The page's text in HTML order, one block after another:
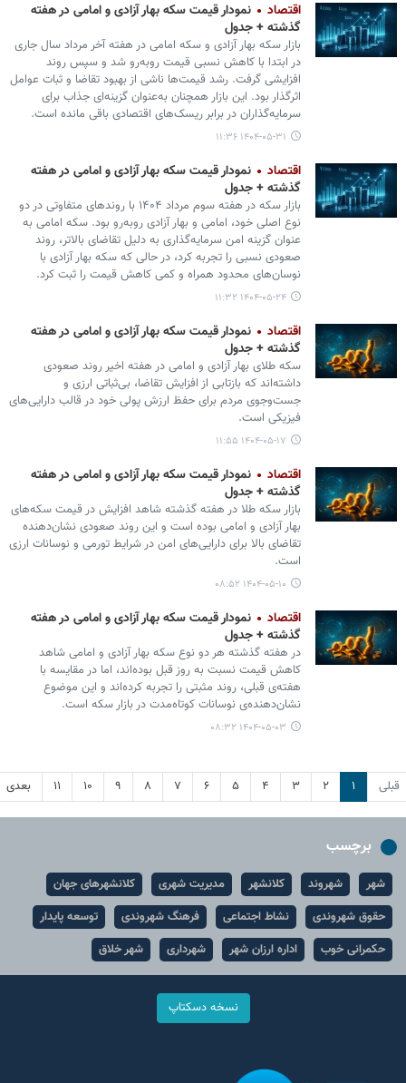
اقتصاد
نمودار قیمت سکه بهار آزادی و امامی در هفته
گذشته + جدول
بازار سکه بهار آزادی و سکه امامی در هفته آخر مرداد سال جاری
در ابتدا با کاهش نسبی قیمت روبه‌رو شد و سپس روند
افزایشی گرفت. رشد قیمت‌ها ناشی از بهبود تقاضا و ثبات عوامل
اثرگذار بود. این بازار همچنان به‌عنوان گزینه‌ای جذاب برای
سرمایه‌گذاران در برابر ریسک‌های اقتصادی باقی مانده است.
۱۴۰۴-۰۵-۳۱ ۱۱:۳۶
اقتصاد
نمودار قیمت سکه بهار آزادی و امامی در هفته
گذشته + جدول
بازار سکه در هفته سوم مرداد ۱۴۰۴ با روندهای متفاوتی در دو
نوع اصلی خود، امامی و بهار آزادی روبه‌رو بود. سکه امامی به
عنوان گزینه امن سرمایه‌گذاری به دلیل تقاضای بالاتر، روند
صعودی نسبی را تجربه کرد، در حالی که سکه بهار آزادی با
نوسان‌های محدود همراه و کمی کاهش قیمت را ثبت کرد.
۱۴۰۴-۰۵-۲۴ ۱۱:۳۲
اقتصاد
نمودار قیمت سکه بهار آزادی و امامی در هفته
گذشته + جدول
سکه طلای بهار آزادی و امامی در هفته اخیر روند صعودی
داشته‌اند که بازتابی از افزایش تقاضا، بی‌ثباتی ارزی و
جست‌وجوی مردم برای حفظ ارزش پولی خود در قالب دارایی‌های
فیزیکی است.
۱۴۰۴-۰۵-۱۷ ۱۱:۵۵
اقتصاد
نمودار قیمت سکه بهار آزادی و امامی در هفته
گذشته + جدول
بازار سکه طلا در هفته گذشته شاهد افزایش در قیمت سکه‌های
بهار آزادی و امامی بوده است و این روند صعودی نشان‌دهنده
تقاضای بالا برای دارایی‌های امن در شرایط تورمی و نوسانات ارزی
است.
۱۴۰۴-۰۵-۱۰ ۰۸:۵۲
اقتصاد
نمودار قیمت سکه بهار آزادی و امامی در هفته
گذشته + جدول
در هفته گذشته هر دو نوع سکه بهار آزادی و امامی شاهد
کاهش قیمت نسبت به روز قبل بوده‌اند، اما در مقایسه با
هفته‌ی قبلی، روند مثبتی را تجربه کرده‌اند و این موضوع
نشان‌دهنده‌ی نوسانات کوتاه‌مدت در بازار سکه است.
۱۴۰۴-۰۵-۰۳ ۰۸:۳۲
قبلی ۱ ۲ ۳ ۴ ۵ ۶ ۷ ۸ ۹ ۱۰ ۱۱ بعدی
برچسب
شهر شهروند کلانشهر مدیریت شهری
کلانشهرهای جهان
حقوق شهروندی
نشاط اجتماعی فرهنگ شهروندی
توسعه پایدار
حکمرانی خوب
اداره ارزان شهر شهرداری شهر خلاق
نسخه دسکتاپ